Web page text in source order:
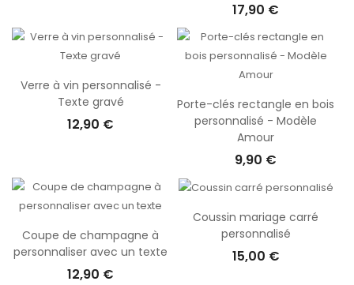
17,90 €
Verre à vin personnalisé -
Texte gravé
12,90 €
Porte-clés rectangle en bois
personnalisé - Modèle
Amour
9,90 €
Coupe de champagne à
personnaliser avec un texte
12,90 €
Coussin mariage carré
personnalisé
15,00 €